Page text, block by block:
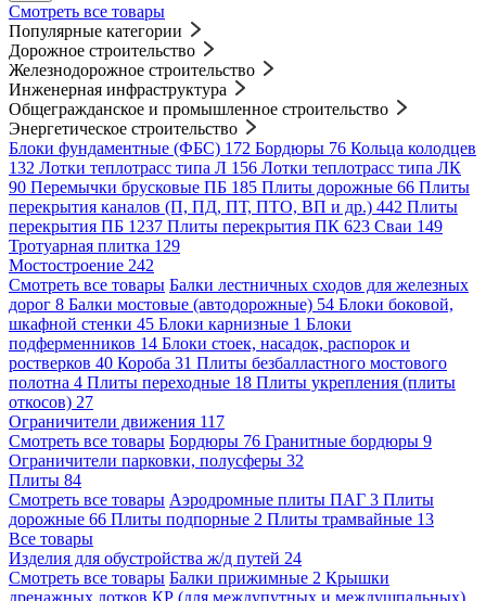
Смотреть все товары
Популярные категории
Дорожное строительство
Железнодорожное строительство
Инженерная инфраструктура
Общегражданское и промышленное строительство
Энергетическое строительство
Блоки фундаментные (ФБС) 172 Бордюры 76 Кольца колодцев
132 Лотки теплотрасс типа Л 156 Лотки теплотрасс типа ЛК
90 Перемычки брусковые ПБ 185 Плиты дорожные 66 Плиты
перекрытия каналов (П, ПД, ПТ, ПТО, ВП и др.) 442 Плиты
перекрытия ПБ 1237 Плиты перекрытия ПК 623 Сваи 149
Тротуарная плитка 129
Мостостроение 242
Смотреть все товары Балки лестничных сходов для железных
дорог 8 Балки мостовые (автодорожные) 54 Блоки боковой,
шкафной стенки 45 Блоки карнизные 1 Блоки
подферменников 14 Блоки стоек, насадок, распорок и
ростверков 40 Короба 31 Плиты безбалластного мостового
полотна 4 Плиты переходные 18 Плиты укрепления (плиты
откосов) 27
Ограничители движения 117
Смотреть все товары Бордюры 76 Гранитные бордюры 9
Ограничители парковки, полусферы 32
Плиты 84
Смотреть все товары Аэродромные плиты ПАГ 3 Плиты
дорожные 66 Плиты подпорные 2 Плиты трамвайные 13
Все товары
Изделия для обустройства ж/д путей 24
Смотреть все товары Балки прижимные 2 Крышки
дренажных лотков КР (для междупутных и междушпальных)